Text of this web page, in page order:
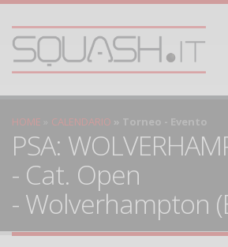
HOME CALENDARIO Torneo - Evento
PSA:
- Cat. Open
- Wolverhampton